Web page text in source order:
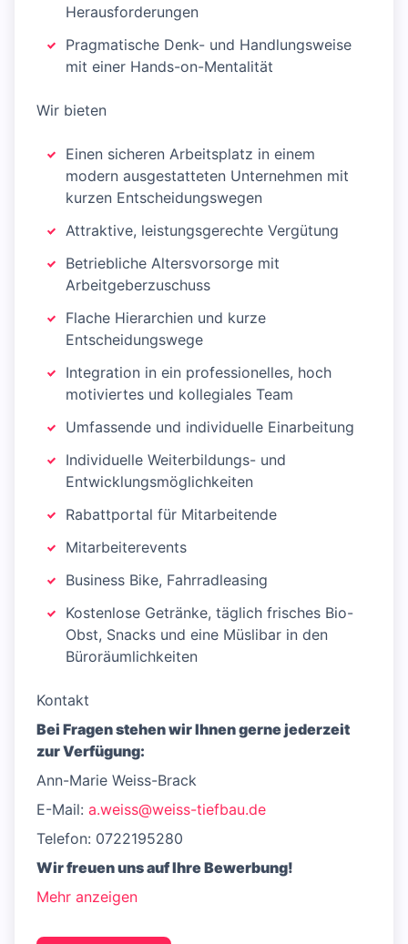
Herausforderungen
Pragmatische Denk- und Handlungsweise
mit einer Hands-on-Mentalität
Wir bieten
Einen sicheren Arbeitsplatz in einem
modern ausgestatteten Unternehmen mit
kurzen Entscheidungswegen
Attraktive, leistungsgerechte Vergütung
Betriebliche Altersvorsorge mit
Arbeitgeberzuschuss
Flache Hierarchien und kurze
Entscheidungswege
Integration in ein professionelles, hoch
motiviertes und kollegiales Team
Umfassende und individuelle Einarbeitung
Individuelle Weiterbildungs- und
Entwicklungsmöglichkeiten
Rabattportal für Mitarbeitende
Mitarbeiterevents
Business Bike, Fahrradleasing
Kostenlose Getränke, täglich frisches Bio-
Obst, Snacks und eine Müslibar in den
Büroräumlichkeiten
Kontakt
Bei Fragen stehen wir Ihnen gerne jederzeit
zur Verfügung:
Ann-Marie Weiss-Brack
E-Mail: a.weiss@weiss-tiefbau.de
Telefon: 0722195280
Wir freuen uns auf Ihre Bewerbung!
Mehr anzeigen